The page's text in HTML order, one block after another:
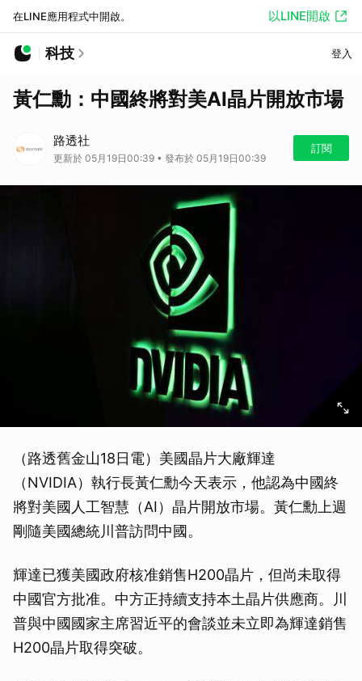
在LINE應用程式中開啟。 以LINE開啟
科技 登入
黃仁勳：中國終將對美AI晶片開放市場
路透社
更新於 05月19日00:39 • 發布於 05月19日00:39
訂閱
（路透舊金山18日電）美國晶片大廠輝達
（NVIDIA）執行長黃仁勳今天表示，他認為中國終
將對美國人工智慧（AI）晶片開放市場。黃仁勳上週
剛隨美國總統川普訪問中國。
輝達已獲美國政府核准銷售H200晶片，但尚未取得
中國官方批准。中方正持續支持本土晶片供應商。川
普與中國國家主席習近平的會談並未立即為輝達銷售
H200晶片取得突破。